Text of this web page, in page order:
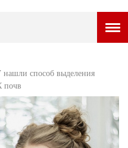
НОВОСТИ
ВОПРОС НЕДЕЛИ
ПРЕМЬЕРА
способ выделения
почв